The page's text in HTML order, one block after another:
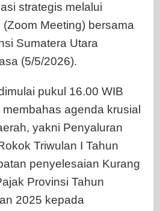
strategis melalui
Meeting) bersama
Sumatera Utara
(5/5/2026).
pukul 16.00 WIB
agenda krusial
yakni Penyaluran
Triwulan I Tahun
penyelesaian Kurang
Provinsi Tahun
2025 kepada